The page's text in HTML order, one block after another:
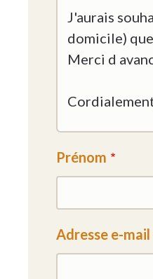
Prénom
Adresse e-mail